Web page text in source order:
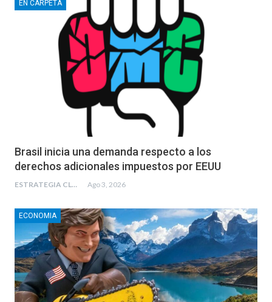
EN CARPETA
Brasil inicia una demanda respecto a los
derechos adicionales impuestos por EEUU
ESTRATEGIA CLAE Ago 3, 2026
ECONOMIA